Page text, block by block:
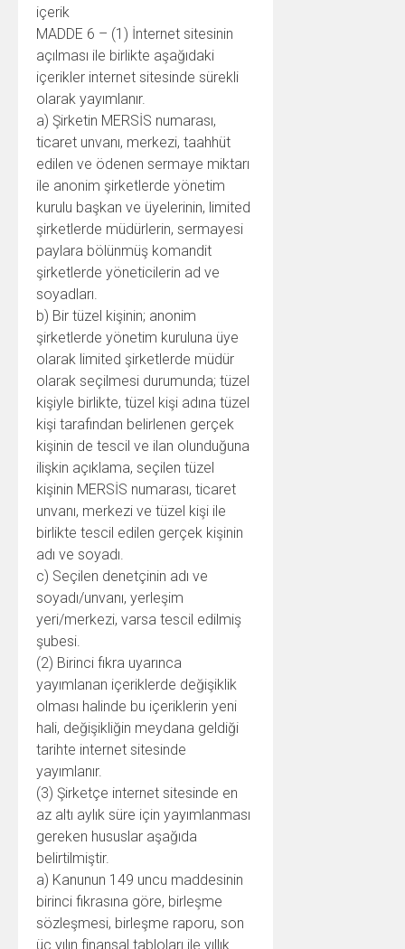
içerik
MADDE 6 – (1) İnternet sitesinin
açılması ile birlikte aşağıdaki
içerikler internet sitesinde sürekli
olarak yayımlanır.
a) Şirketin MERSİS numarası,
ticaret unvanı, merkezi, taahhüt
edilen ve ödenen sermaye miktarı
ile anonim şirketlerde yönetim
kurulu başkan ve üyelerinin, limited
şirketlerde müdürlerin, sermayesi
paylara bölünmüş komandit
şirketlerde yöneticilerin ad ve
soyadları.
b) Bir tüzel kişinin; anonim
şirketlerde yönetim kuruluna üye
olarak limited şirketlerde müdür
olarak seçilmesi durumunda; tüzel
kişiyle birlikte, tüzel kişi adına tüzel
kişi tarafından belirlenen gerçek
kişinin de tescil ve ilan olunduğuna
ilişkin açıklama, seçilen tüzel
kişinin MERSİS numarası, ticaret
unvanı, merkezi ve tüzel kişi ile
birlikte tescil edilen gerçek kişinin
adı ve soyadı.
c) Seçilen denetçinin adı ve
soyadı/unvanı, yerleşim
yeri/merkezi, varsa tescil edilmiş
şubesi.
(2) Birinci fıkra uyarınca
yayımlanan içeriklerde değişiklik
olması halinde bu içeriklerin yeni
hali, değişikliğin meydana geldiği
tarihte internet sitesinde
yayımlanır.
(3) Şirketçe internet sitesinde en
az altı aylık süre için yayımlanması
gereken hususlar aşağıda
belirtilmiştir.
a) Kanunun 149 uncu maddesinin
birinci fıkrasına göre, birleşme
sözleşmesi, birleşme raporu, son
üç yılın finansal tabloları ile yıllık